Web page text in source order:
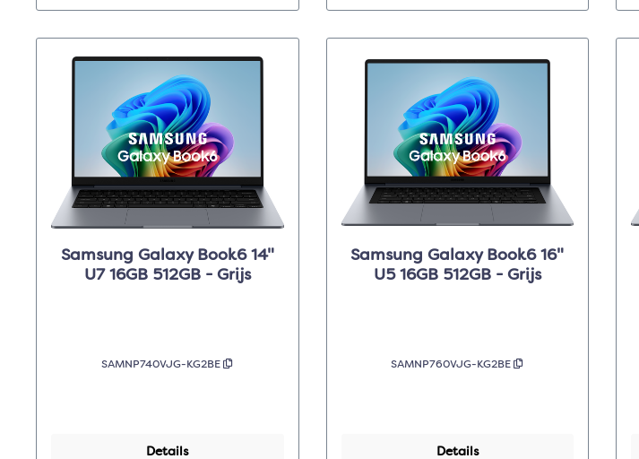
Samsung Galaxy Book6 14"
U7 16GB 512GB - Grijs
SAMNP740VJG-KG2BE
Details
Samsung Galaxy Book6 16"
U5 16GB 512GB - Grijs
SAMNP760VJG-KG2BE
Details